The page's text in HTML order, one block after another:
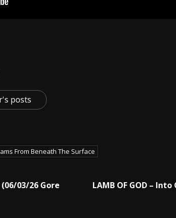
posts
From Beneath The Surface
(06/03/26 Gore
LAMB OF GOD –